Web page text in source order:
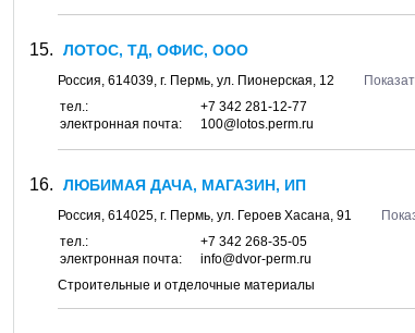
ЛОТОС, ТД, ОФИС, ООО
Россия, 614039, г. Пермь, ул. Пионерская, 12
тел.:
+7 342 281-12-77
электронная почта:
100@lotos.perm.ru
ЛЮБИМАЯ ДАЧА, МАГАЗИН, ИП
Россия, 614025, г. Пермь, ул. Героев Хасана, 91
тел.:
+7 342 268-35-05
электронная почта:
info@dvor-perm.ru
Строительные и отделочные материалы